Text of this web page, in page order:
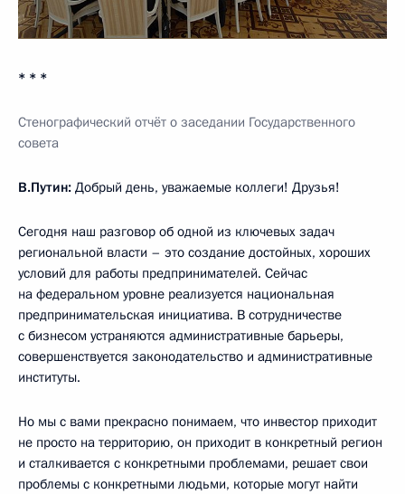
* * *
Стенографический отчёт о заседании Государственного
совета
В.Путин: Добрый день, уважаемые коллеги! Друзья!
Сегодня наш разговор об одной из ключевых задач
региональной власти – это создание достойных, хороших
условий для работы предпринимателей. Сейчас
на федеральном уровне реализуется национальная
предпринимательская инициатива. В сотрудничестве
с бизнесом устраняются административные барьеры,
совершенствуется законодательство и административные
институты.
Но мы с вами прекрасно понимаем, что инвестор приходит
не просто на территорию, он приходит в конкретный регион
и сталкивается с конкретными проблемами, решает свои
проблемы с конкретными людьми, которые могут найти